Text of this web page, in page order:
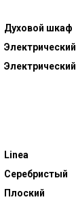
Духовой шкаф
Электрический
Электрический
Linea
Серебристый
Плоский